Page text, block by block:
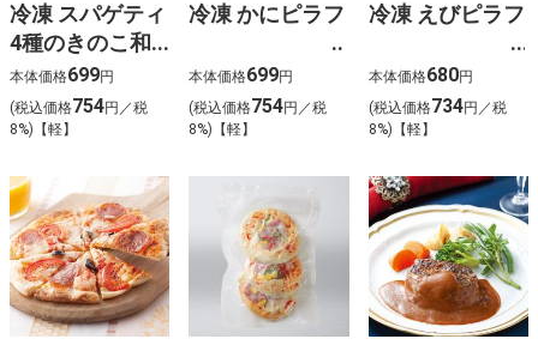
冷凍 スパゲティ
4種のきのこ和
風醤油バター味
1人前
本体価格699円
(税込価格754円／税
8%)【軽】
冷凍 かにピラフ
本体価格699円
(税込価格754円／税
8%)【軽】
冷凍 えびピラフ
本体価格680円
(税込価格734円／税
8%)【軽】